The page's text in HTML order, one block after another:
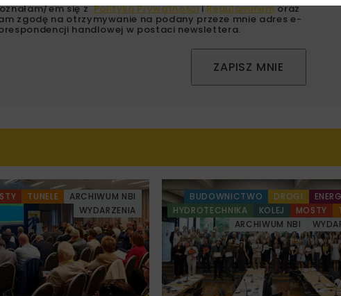
em się zPolityką PrywatnościiRegulaminemoraz
zgodę na otrzymywanie na podany przeze mnie adres e-
handlowej w postaci newslettera.
ZAPISZ MNIE
TUNELE
ARCHIWUM NBI
WYDARZENIA
BUDOWNICTWO DROGI
HYDROTECHNIKA
KOLEJ MOSTY
ARCHIWUM NBI